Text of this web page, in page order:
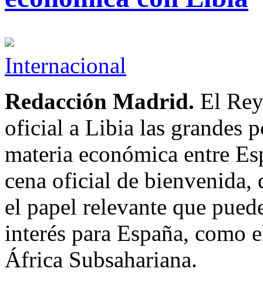
Internacional
Redacción Madrid. El
oficial a Libia las grandes
materia económica entre
cena oficial de bienvenida,
el papel relevante que
interés para España,
África Subsahariana.